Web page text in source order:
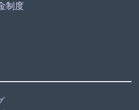
制度